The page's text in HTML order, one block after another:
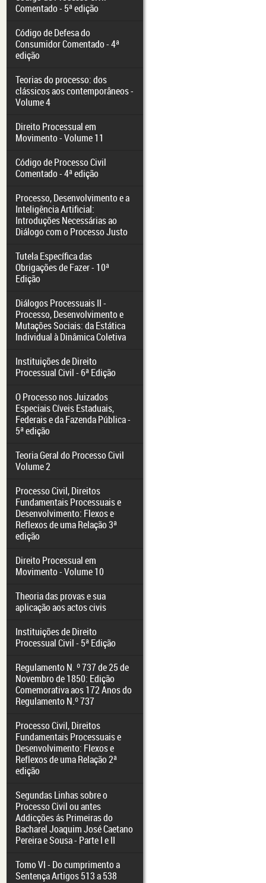
Comentado - 5ª edição
Código de Defesa do
Consumidor Comentado - 4ª
edição
Teorias do processo: dos
clássicos aos contemporâneos -
Volume 4
Direito Processual em
Movimento - Volume 11
Código de Processo Civil
Comentado - 4ª edição
Processo, Desenvolvimento e a
Inteligência Artificial:
Introduções Necessárias ao
Diálogo com o Processo Justo
Tutela Específica das
Obrigações de Fazer - 10ª
Edição
Diálogos Processuais II -
Processo, Desenvolvimento e
Mutações Sociais: da Estática
Individual à Dinâmica Coletiva
Instituições de Direito
Processual Civil - 6ª Edição
O Processo nos Juizados
Especiais Cíveis Estaduais,
Federais e da Fazenda Pública -
5ª edição
Teoria Geral do Processo Civil
Volume 2
Processo Civil, Direitos
Fundamentais Processuais e
Desenvolvimento: Flexos e
Reflexos de uma Relação 3ª
edição
Direito Processual em
Movimento - Volume 10
Theoria das provas e sua
aplicação aos actos civis
Instituições de Direito
Processual Civil - 5ª Edição
Regulamento N. º 737 de 25 de
Novembro de 1850: Edição
Comemorativa aos 172 Anos do
Regulamento N.º 737
Processo Civil, Direitos
Fundamentais Processuais e
Desenvolvimento: Flexos e
Reflexos de uma Relação 2ª
edição
Segundas Linhas sobre o
Processo Civil ou antes
Addicções ás Primeiras do
Bacharel Joaquim José Caetano
Pereira e Sousa - Parte I e II
Tomo VI - Do cumprimento a
Sentença Artigos 513 a 538